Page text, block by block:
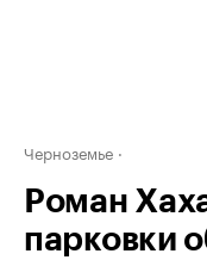
Черноземье
Роман
парковки